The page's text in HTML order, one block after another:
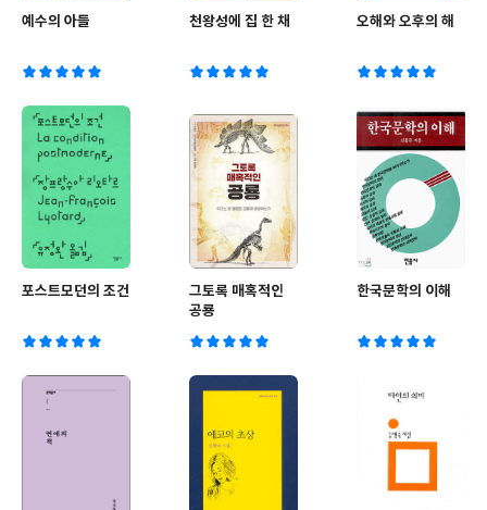
예수의 아들 천왕성에 집 한 채 오해와 오후의 해
포스트모던의 조건
그토록 매혹적인
공룡
한국문학의 이해